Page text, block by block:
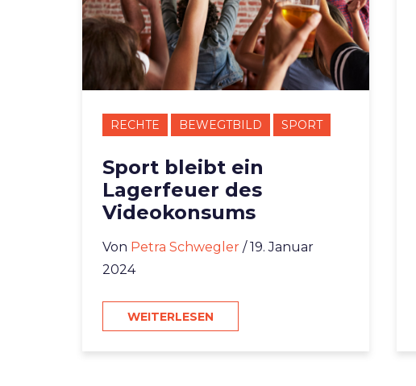
RECHTE BEWEGTBILD SPORT
Sport bleibt ein
Lagerfeuer des
Videokonsums
Von Petra Schwegler / 19. Januar
2024
WEITERLESEN